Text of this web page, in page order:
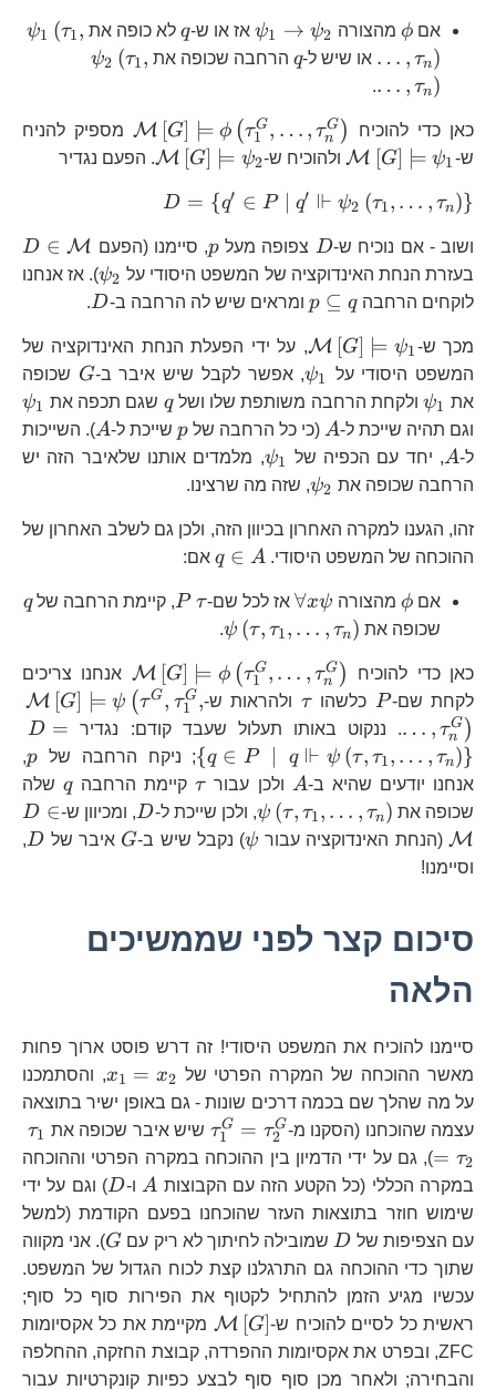
אם \phi ϕ מהצורה
\psi_{1}\to\psi_{2}
ψ1 → ψ2 אז או ש- q
qלא כופה את ψ1 (τ1,
… , τn) או שיש ל- q q הרחבה שכופה את ψ2 (τ1,
… , τn)
.
כאן כדי להוכיח M [G] ⊨ ϕ (τ1
G , … , τn
G )
מספיק להניח
ש-
M [G] ⊨ ψ1 ולהוכיח ש- M [G] ⊨ ψ2 . הפעם נגדיר
D = {q′ ∈ P q′ ⊩ ψ2 (τ1, … , τn)}
ושוב - אם נוכיח ש- D D צפופה מעל
p
p, סיימנו (הפעם D ∈ M
בעזרת הנחת האינדוקציה של המשפט היסודי על
\psi_{2}
ψ2
). אז אנחנו
לוקחים הרחבה
p\subseteq
p ⊆ q ומראים שיש לה הרחבה ב- D
D
.
מכך ש- M [G] ⊨ ψ1
, על ידי הפעלת הנחת האינדוקציה של
המשפט היסודי על
\psi_{1} ψ1 , אפשר לקבל שיש איבר ב- G
G שכופה
את
\psi_{1} ψ1 ולקחת הרחבה משותפת שלו ושל
q
q שגם תכפה את ψ1
וגם תהיה שייכת ל- A A (כי כל הרחבה שלp
p שייכת ל- A
A). השייכות
ל-
A A, יחד עם הכפיה של\psi_{1}
ψ1
, מלמדים אותנו שלאיבר הזה יש
הרחבה שכופה את
\psi_{2} ψ2 , שזה מה שרצינו.
זהו, הגענו למקרה האחרון בכיוון הזה, ולכן גם לשלב האחרון של
ההוכחה של המשפט היסודי.
q\in
q ∈ A אם:
אם \phi ϕ מהצורה
\forall
x\psi
∀xψ אז לכל שם-P
P \tau
τ , קיימת הרחבה של q
q
שכופה את ψ (τ, τ1, … , τn)
.
כאן כדי להוכיח M [G] ⊨ ϕ (τ1
G , … , τn
G )
אנחנו צריכים
לקחת שם-
P P כלשהו \tau τ ולהראות ש- M [G] ⊨ ψ (τG , τ1
G ,
… , τn
G ) . ננקוט באותו תעלול שעבד קודם: נגדיר D =
{q ∈ P q ⊩ ψ (τ, τ1, … , τn)} ; ניקח הרחבה של p
p
,
אנחנו יודעים שהיא ב-
A A ולכן עבור \tau
τקיימת הרחבה q
qשלה
שכופה את
ψ (τ, τ1, … , τn) , ולכן שייכת ל- D
D, ומכיוון ש- D ∈
M (הנחת האינדוקציה עבור
\psi
ψ) נקבל שיש ב- G
G איבר של D
D
,
וסיימנו!
סיכום קצר לפני שממשיכים
הלאה
סיימנו להוכיח את המשפט היסודי! זה דרש פוסט ארוך פחות
מאשר ההוכחה של המקרה הפרטי של
x1 = x2
, והסתמכנו
על מה שהלך שם בכמה דרכים שונות - גם באופן ישיר בתוצאה
עצמה שהוכחנו (הסקנו מ-
τ1
G = τ2
G שיש איבר שכופה את τ1
= τ2
), גם על ידי הדמיון בין ההוכחה במקרה הפרטי וההוכחה
במקרה הכללי (כל הקטע הזה עם הקבוצות
A
A ו- D
D) וגם על ידי
שימוש חוזר בתוצאות העזר שהוכחנו בפעם הקודמת (למשל
עם הצפיפות של
D D שמובילה לחיתוך לא ריק עם G
G). אני מקווה
שתוך כדי ההוכחה גם התרגלנו קצת לכוח הגדול של המשפט.
עכשיו מגיע הזמן להתחיל לקטוף את הפירות סוף כל סוף;
ראשית כל לסיים להוכיח ש-
M [G]
מקיימת את כל אקסיומות
ZFC, ובפרט את אקסיומות ההפרדה, קבוצת החזקה, ההחלפה
והבחירה; ולאחר מכן סוף סוף לבצע כפיות קונקרטיות עבור